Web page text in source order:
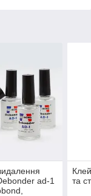
ad-1
та